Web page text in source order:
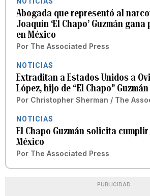
Abogada que representó al
Joaquín ‘El Chapo’ Guzmán
en México
Por The Associated Press
NOTICIAS
Extraditan a Estados Unidos a
López, hijo de “El Chapo” Guzmán
Por Christopher Sherman / The
NOTICIAS
El Chapo Guzmán solicita
México
Por The Associated Press
PUBLICIDAD